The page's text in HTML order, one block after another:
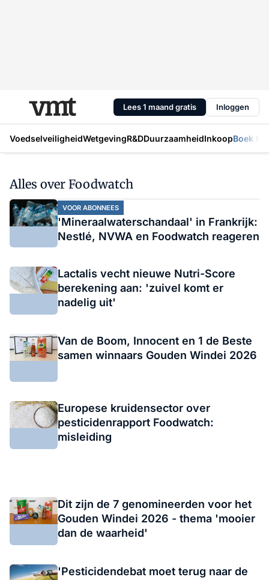
Lees 1 maand gratis Inloggen
VoedselveiligheidWetgevingR&DDuurzaamheidInkoopBoek
Alles over Foodwatch
VOOR ABONNEES
'Mineraalwaterschandaal' in Frankrijk:
Nestlé, NVWA en Foodwatch reageren
Lactalis vecht nieuwe Nutri-Score
berekening aan: 'zuivel komt er
nadelig uit'
Van de Boom, Innocent en 1 de Beste
samen winnaars Gouden Windei 2026
Europese kruidensector over
pesticidenrapport Foodwatch:
misleiding
Dit zijn de 7 genomineerden voor het
Gouden Windei 2026 - thema 'mooier
dan de waarheid'
'Pesticidendebat moet terug naar de